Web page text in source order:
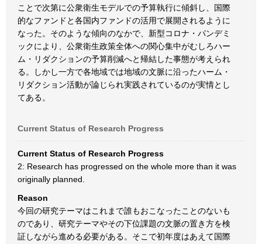
ことで次第に公衆衛生モデルでの予算執行に傾斜し、国際
的なファンドと各国内ファンドの活用で展開されるように
なった。そのような傾向のなかで、新型コロナ・パンデミ
ックにより、公衆衛生政策全体への関心集中がむしろハー
ム・リダクションの予算削減へと帰結した事態が考えられ
る。しかし一方で各地域では地域の文脈に沿ったハーム・
リダクション活動が論じられ実践されているのが実情とし
てある。
Current Status of Research Progress
Current Status of Research Progress
2: Research has progressed on the whole more than it was
originally planned.
Reason
今回の研究テーマはこれまで誰もおこなったことのないも
のであり、研究テーマやその下位課題の文脈の置き方を検
証しながら進める必要がある。そこで初年度はあえて国際